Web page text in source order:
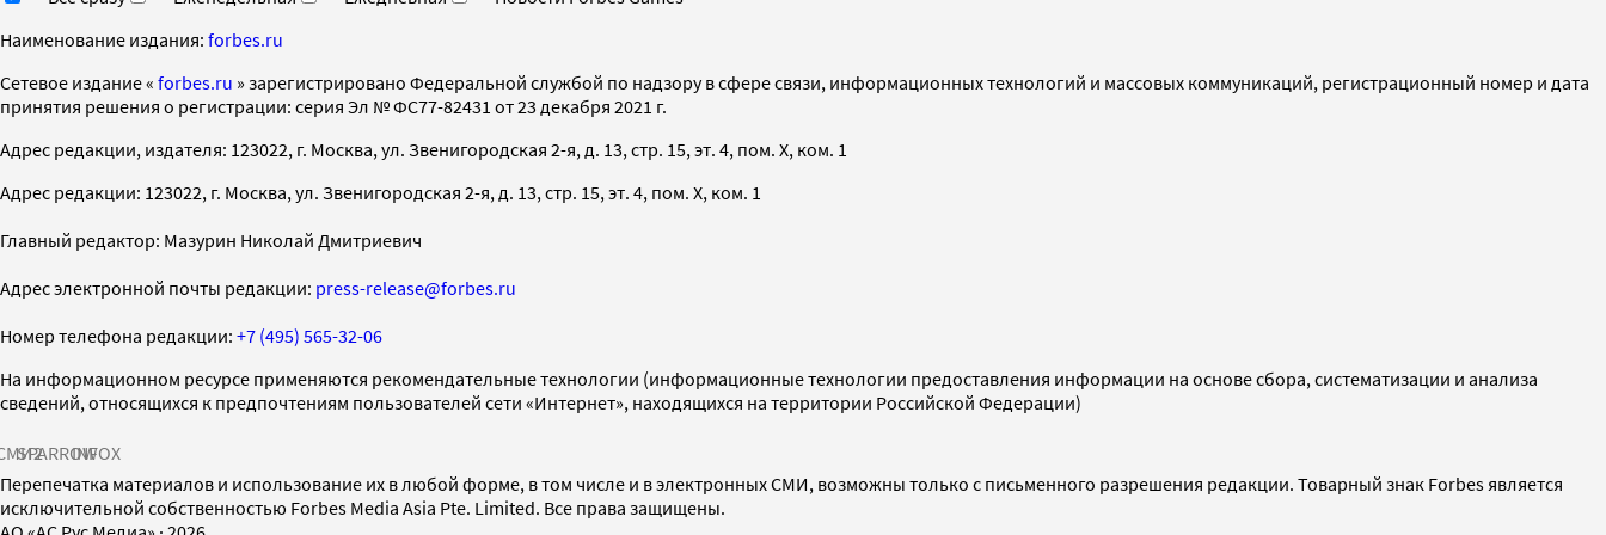
Наименование издания: forbes.ru
Cетевое издание « forbes.ru » зарегистрировано Федеральной службой по надзору в сфере связи, информационных технологий и массовых коммуникаций, регистрационный номер и дата
принятия решения о регистрации: серия Эл № ФС77-82431 от 23 декабря 2021 г.
Адрес редакции, издателя: 123022, г. Москва, ул. Звенигородская 2-я, д. 13, стр. 15, эт. 4, пом. X, ком. 1
Адрес редакции: 123022, г. Москва, ул. Звенигородская 2-я, д. 13, стр. 15, эт. 4, пом. X, ком. 1
Главный редактор: Мазурин Николай Дмитриевич
Адрес электронной почты редакции: press-release@forbes.ru
Номер телефона редакции: +7 (495) 565-32-06
На информационном ресурсе применяются рекомендательные технологии (информационные технологии предоставления информации на основе сбора, систематизации и анализа
сведений, относящихся к предпочтениям пользователей сети «Интернет», находящихся на территории Российской Федерации)
SPARROWINFOX
Перепечатка материалов и использование их в любой форме, в том числе и в электронных СМИ, возможны только с письменного разрешения редакции. Товарный знак Forbes является
исключительной собственностью Forbes Media Asia Pte. Limited. Все права защищены.